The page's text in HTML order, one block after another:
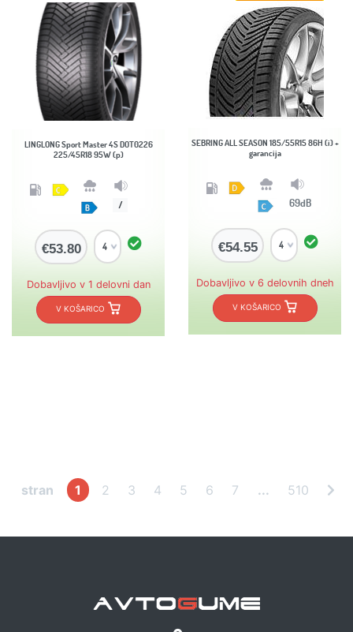
LINGLONG Sport Master 4S DOT0226
225/45R18 95W (p)
/
€53.80
Dobavljivo v 1 delovni dan
V KOŠARICO
SEBRING ALL SEASON 185/55R15 86H (i) +
garancija
69dB
€54.55
Dobavljivo v 6 delovnih dneh
V KOŠARICO
stran 1 2 3 4 5 6 7 ... 510